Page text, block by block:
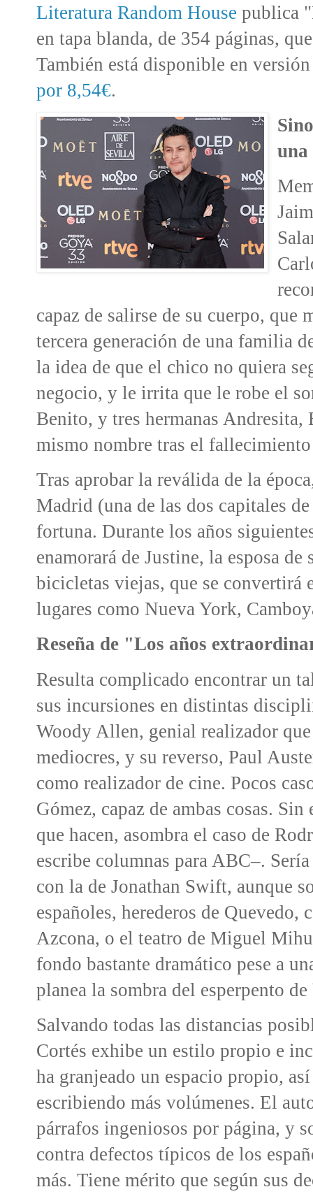
Literatura Random House publica
en tapa blanda, de 354 páginas,
También está disponible en
por 8,54€.
capaz de salirse de su cuerpo, que
tercera generación de una familia
la idea de que el chico no quiera
negocio, y le irrita que le robe el
Benito, y tres hermanas
mismo nombre tras el fallecimiento
Tras aprobar la reválida de la
Madrid (una de las dos capitales
fortuna. Durante los años
enamorará de Justine, la esposa
bicicletas viejas, que se convertirá
lugares como Nueva York,
Reseña de "Los años
Resulta complicado encontrar un
sus incursiones en distintas
Woody Allen, genial realizador
mediocres, y su reverso, Paul
como realizador de cine. Pocos
Gómez, capaz de ambas cosas.
que hacen, asombra el caso de
escribe columnas para ABC–.
con la de Jonathan Swift, aunque
españoles, herederos de
Azcona, o el teatro de Miguel
fondo bastante dramático pese a
planea la sombra del esperpento
Salvando todas las distancias
Cortés exhibe un estilo propio e
ha granjeado un espacio propio,
escribiendo más volúmenes. El
párrafos ingeniosos por página, y
contra defectos típicos de los
más. Tiene mérito que según sus